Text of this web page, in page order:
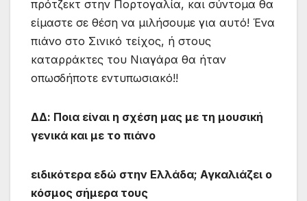
πρότζεκτ στην Πορτογαλία, και σύντομα θα
είμαστε σε θέση να μιλήσουμε για αυτό! Ένα
πιάνο στο Σινικό τείχος, ή στους
καταρράκτες του Νιαγάρα θα ήταν
οπωσδήποτε εντυπωσιακό!!
ΔΔ: Ποια είναι η σχέση μας με τη μουσική
γενικά και με το πιάνο
ειδικότερα εδώ στην Ελλάδα; Αγκαλιάζει ο
κόσμος σήμερα τους